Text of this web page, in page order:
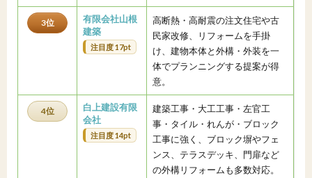
3位
有限会社山根
建築
注目度 17pt
高断熱・高耐震の注文住宅や古
民家改修、リフォームを手掛
け、建物本体と外構・外装を一
体でプランニングする提案が得
意。
4位
白上建設有限
会社
注目度 14pt
建築工事・大工工事・左官工
事・タイル・れんが・ブロック
工事に強く、ブロック塀やフェ
ンス、テラスデッキ、門扉など
の外構リフォームも多数対応。